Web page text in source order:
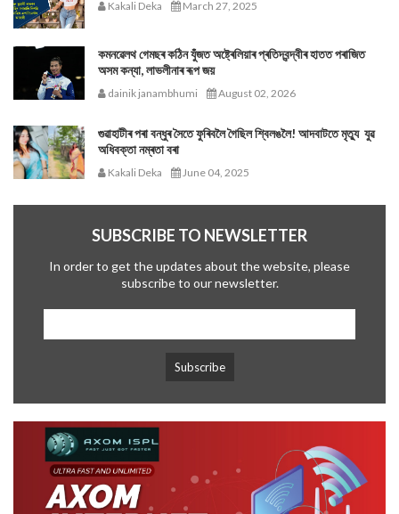
Kakali Deka March 27, 2025
কমনৱেলথ গেমছৰ কঠিন যুঁজত অষ্ট্ৰেলিয়াৰ প্ৰতিদ্বন্দ্বীৰ হাতত পৰাজিত
অসম কন্যা, লাভলীনাৰ ৰূপ জয়
dainik janambhumi August 02, 2026
গুৱাহাটীৰ পৰা বন্ধুৰ সৈতে ফুৰিবলৈ গৈছিল শ্বিলঙলৈ! আদবাটতে মৃত্যু যুৱ
অধিবক্তা নম্ৰতা বৰা
Kakali Deka June 04, 2025
SUBSCRIBE TO NEWSLETTER
In order to get the updates about the website, please
subscribe to our newsletter.